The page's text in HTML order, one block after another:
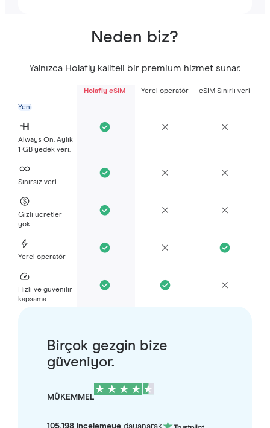
Neden biz?
Yalnızca Holafly kaliteli bir premium hizmet sunar.
Holafly eSIM Yerel operatör eSIM Sınırlı veri
Yeni
Always On: Aylık
1 GB yedek veri.
Sınırsız veri
Gizli ücretler
yok
Yerel operatör
Hızlı ve güvenilir
kapsama
Birçok gezgin bize
güveniyor.
MÜKEMMEL
105.198 incelemeyedayanarak